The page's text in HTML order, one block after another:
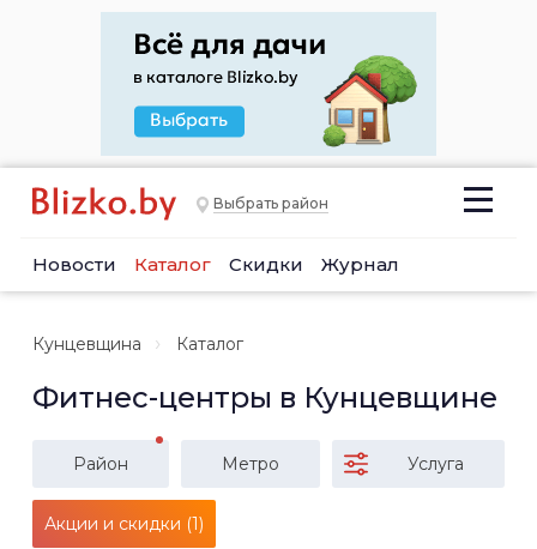
Выбрать район
Новости Каталог Скидки Журнал
Кунцевщина Каталог
Фитнес-центры в Кунцевщине
Район Метро Услуга
Акции и скидки (1)